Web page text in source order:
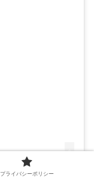
プライバシーポリシー